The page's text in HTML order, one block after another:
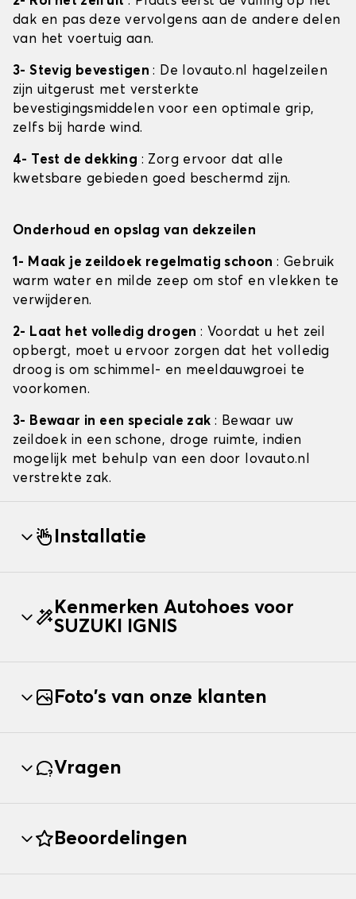
dak en pas deze vervolgens aan de andere delen
van het voertuig aan.
3- Stevig bevestigen: De lovauto.nl hagelzeilen
zijn uitgerust met versterkte
bevestigingsmiddelen voor een optimale grip,
zelfs bij harde wind.
4- Test de dekking : Zorg ervoor dat alle
kwetsbare gebieden goed beschermd zijn.
Onderhoud en opslag van dekzeilen
1- Maak je zeildoek regelmatig schoon: Gebruik
warm water en milde zeep om stof en vlekken te
verwijderen.
2- Laat het volledig drogen: Voordat u het zeil
opbergt, moet u ervoor zorgen dat het volledig
droog is om schimmel- en meeldauwgroei te
voorkomen.
3- Bewaar in een speciale zak : Bewaar uw
zeildoek in een schone, droge ruimte, indien
mogelijk met behulp van een door lovauto.nl
verstrekte zak.
Installatie
Kenmerken Autohoes voor
SUZUKI IGNIS
Foto's van onze klanten
Vragen
Beoordelingen